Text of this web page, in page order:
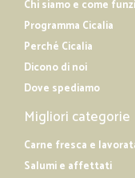
Chi siamo e come
Programma Cicalia
Perché Cicalia
Dicono di noi
Dove spediamo
Migliori categorie
Carne fresca e
Salumi e affettati